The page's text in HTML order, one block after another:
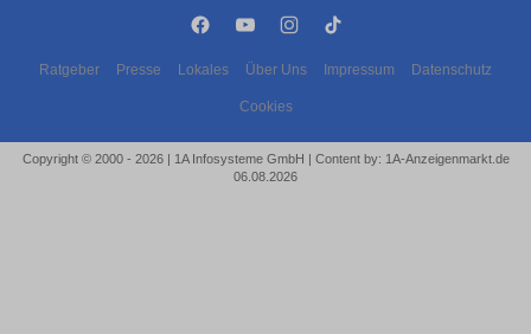
Ratgeber Presse Lokales Über Uns Impressum Datenschutz
Cookies
Copyright © 2000 - 2026 | 1A Infosysteme GmbH | Content by: 1A-Anzeigenmarkt.de
06.08.2026